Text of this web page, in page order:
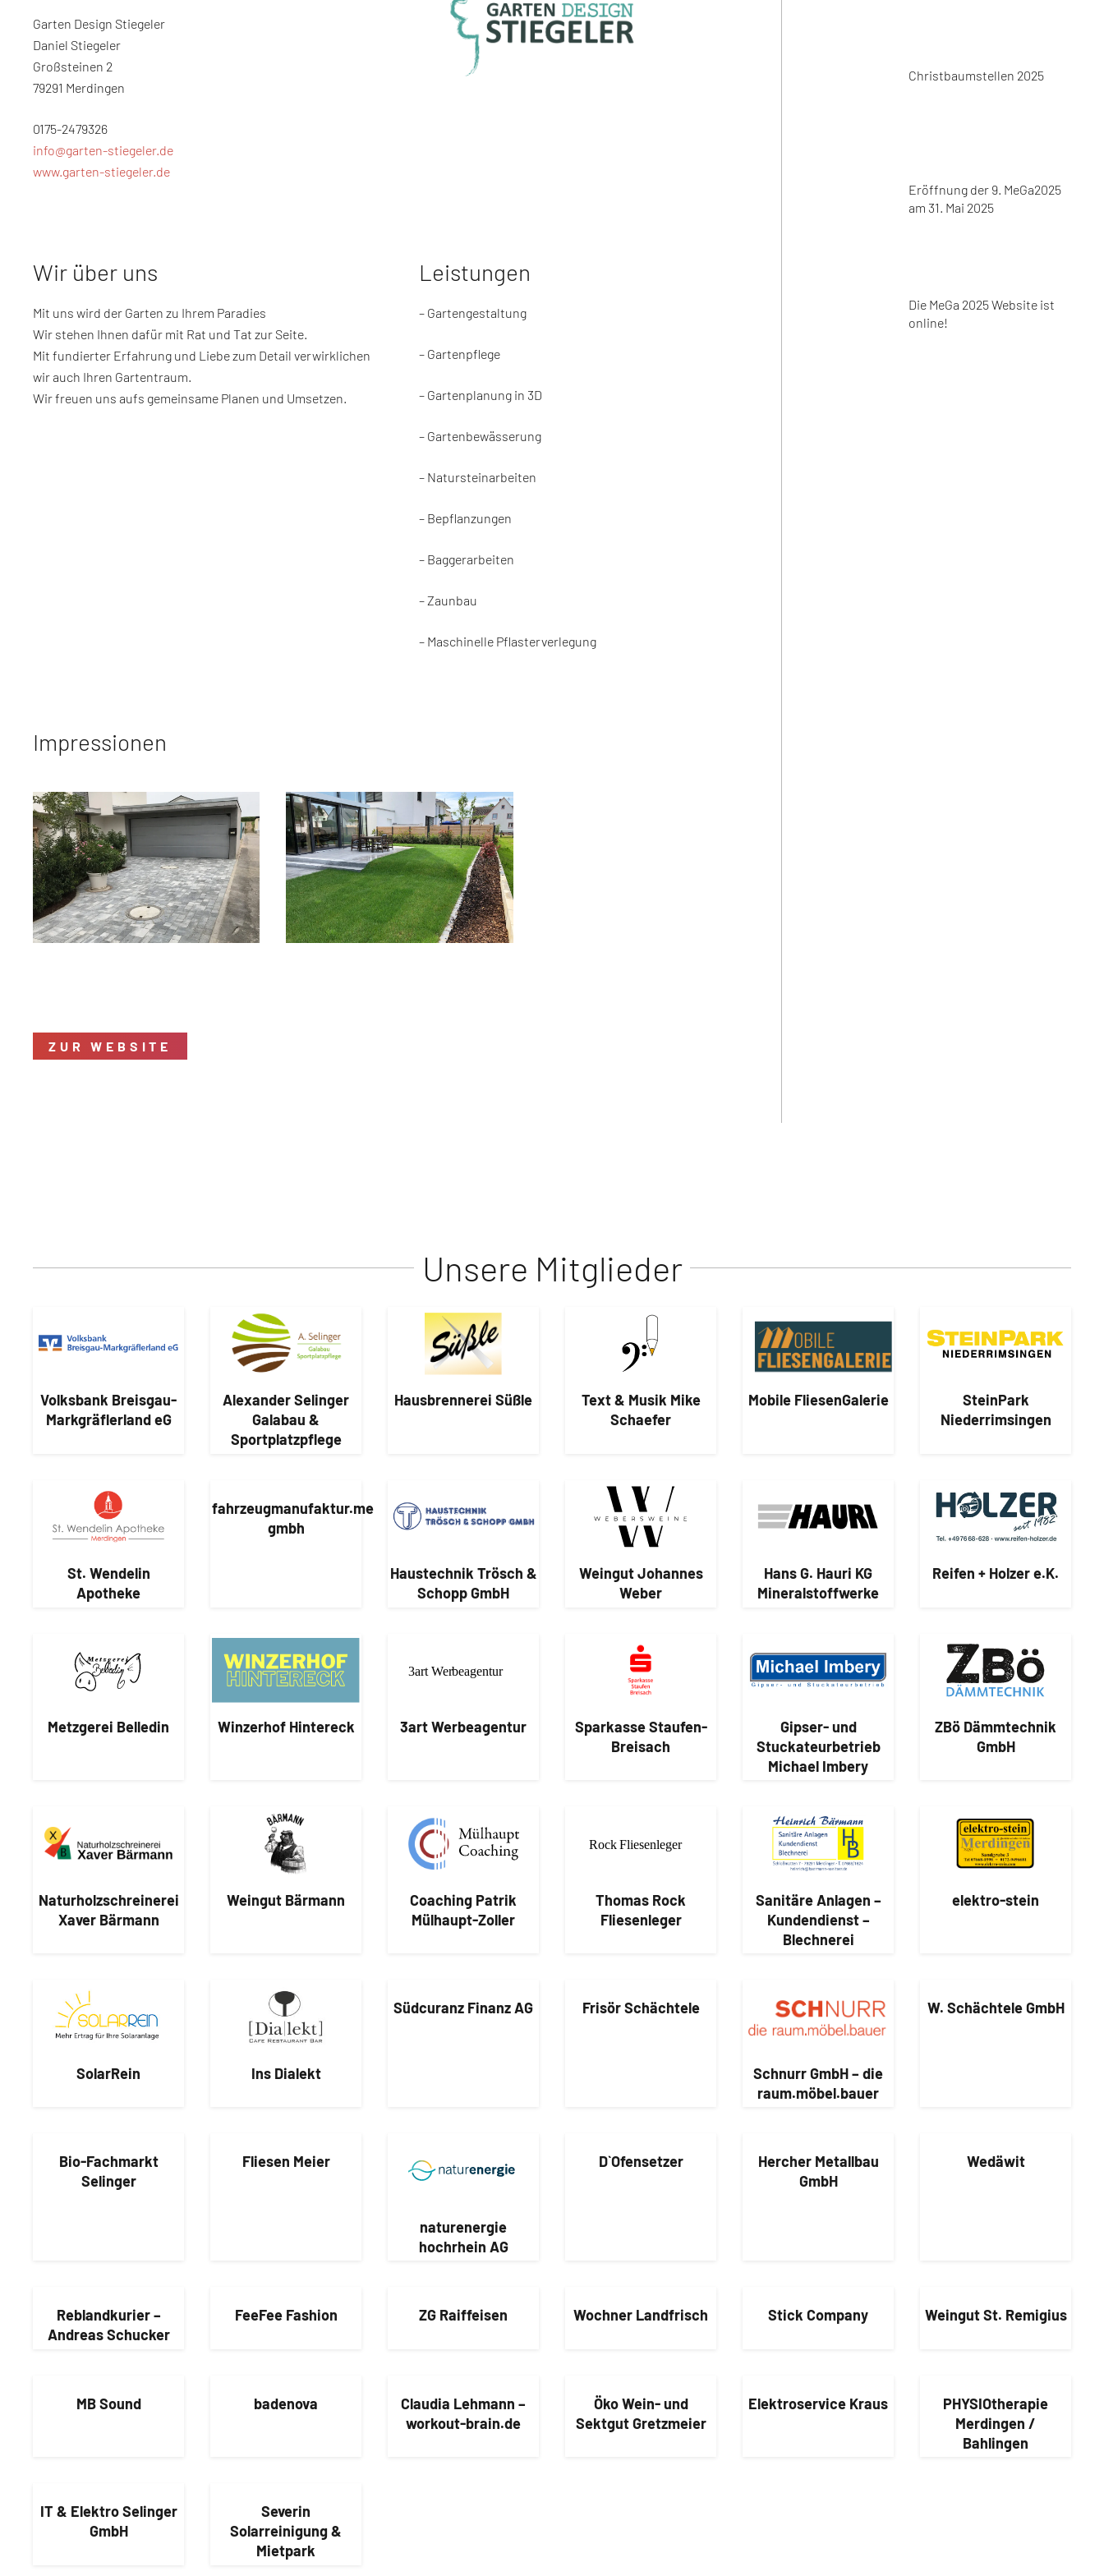
Garten Design Stiegeler
Daniel Stiegeler
Großsteinen 2
79291 Merdingen
0175-2479326
info@garten-stiegeler.de
www.garten-stiegeler.de
Wir über uns
Mit uns wird der Garten zu Ihrem Paradies
Wir stehen Ihnen dafür mit Rat und Tat zur Seite.
Mit fundierter Erfahrung und Liebe zum Detail verwirklichen
wir auch Ihren Gartentraum.
Wir freuen uns aufs gemeinsame Planen und Umsetzen.
Leistungen
– Gartengestaltung
– Gartenpflege
– Gartenplanung in 3D
– Gartenbewässerung
– Natursteinarbeiten
– Bepflanzungen
– Baggerarbeiten
– Zaunbau
– Maschinelle Pflasterverlegung
Impressionen
ZUR WEBSITE
Christbaumstellen 2025
Eröffnung der 9. MeGa2025
am 31. Mai 2025
Die MeGa 2025 Website ist
online!
Unsere Mitglieder
Volksbank Breisgau-
Markgräflerland eG
Alexander Selinger
Galabau &
Sportplatzpflege
Hausbrennerei Süßle
Text & Musik Mike
Schaefer
Mobile FliesenGalerie
SteinPark
Niederrimsingen
St. Wendelin
Apotheke
fahrzeugmanufaktur.me
gmbh
Haustechnik Trösch &
Schopp GmbH
Weingut Johannes
Weber
Hans G. Hauri KG
Mineralstoffwerke
Reifen + Holzer e.K.
Metzgerei Belledin Winzerhof Hintereck 3art Werbeagentur
Sparkasse Staufen-
Breisach
Gipser- und
Stuckateurbetrieb
Michael Imbery
ZBö Dämmtechnik
GmbH
Naturholzschreinerei
Xaver Bärmann
Weingut Bärmann
Coaching Patrik
Mülhaupt-Zoller
Thomas Rock
Fliesenleger
Sanitäre Anlagen –
Kundendienst –
Blechnerei
elektro-stein
SolarRein Ins Dialekt
Südcuranz Finanz AG Frisör Schächtele
Schnurr GmbH – die
raum.möbel.bauer
W. Schächtele GmbH
Bio-Fachmarkt
Selinger
Fliesen Meier
naturenergie
hochrhein AG
D`Ofensetzer
Hercher Metallbau
GmbH
Wedäwit
Reblandkurier –
Andreas Schucker
FeeFee Fashion ZG Raiffeisen Wochner Landfrisch Stick Company Weingut St. Remigius
MB Sound badenova
Claudia Lehmann –
workout-brain.de
Öko Wein- und
Sektgut Gretzmeier
Elektroservice Kraus
PHYSIOtherapie
Merdingen /
Bahlingen
IT & Elektro Selinger
GmbH
Severin
Solarreinigung &
Mietpark